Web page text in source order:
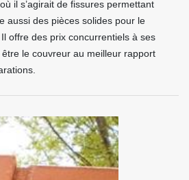
il s’agirait de fissures permettant
aussi des pièces solides pour le
offre des prix concurrentiels à ses
le couvreur au meilleur rapport